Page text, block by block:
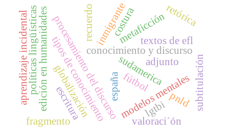
procesamiento del discursoconocimiento y discurso
tipos de conocimiento modelos mentales
españasudamerica
globalización
inmigrante
escritura
fragmento
metaficción
edición en humanidades adjunto
políticas lingüísticas textos de efl
pnld
aprendizaje incidental subtitulación
recuerdo costura retórica
fútbol
valoraci´ón
lgtbi